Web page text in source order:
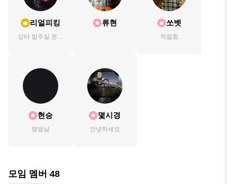
리얼피킹
강타 합주실 운영
류현 쏘벳
적절함
현승
평범남
몇시경
안녕하세요
모임 멤버 48